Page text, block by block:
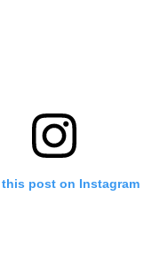
this post on Instagram